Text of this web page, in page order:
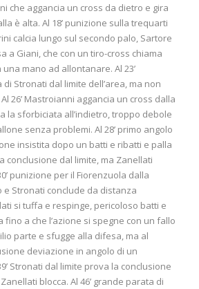
che aggancia un cross da dietro e gira
è alta. Al 18’ punizione sulla trequarti
calcia lungo sul secondo palo, Sartore
a Giani, che con un tiro-cross chiama
una mano ad allontanare. Al 23’
Stronati dal limite dell’area, ma non
26’ Mastroianni aggancia un cross dalla
la sforbiciata all’indietro, troppo debole
senza problemi. Al 28’ primo angolo
insistita dopo un batti e ribatti e palla
conclusione dal limite, ma Zanellati
punizione per il Fiorenzuola dalla
e Stronati conclude da distanza
si tuffa e respinge, pericoloso batti e
fino a che l’azione si spegne con un fallo
parte e sfugge alla difesa, ma al
deviazione in angolo di un
Stronati dal limite prova la conclusione
blocca. Al 46’ grande parata di